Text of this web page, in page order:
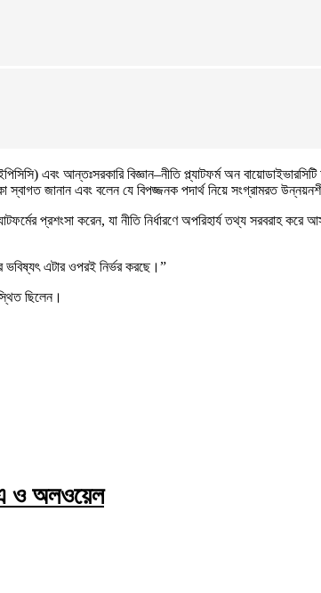
এবং আন্তঃসরকারি বিজ্ঞান–নীতি প্ল্যাটফর্ম অন
স্বাগত জানান এবং বলেন যে বিপজ্জনক পদার্থ নিয়ে সংগ্রামরত
প্রশংসা করেন, যা নীতি নির্ধারণে অপরিহার্য তথ্য সরবরাহ
ভবিষ্যৎ এটার ওপরই নির্ভর করছে।”
ছিলেন।
ও অলওয়েল